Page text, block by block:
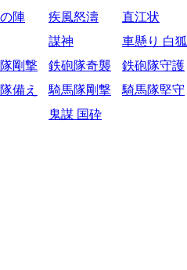
陣 疾風怒濤 直江状
謀神 車懸り 白狐
剛撃 鉄砲隊奇襲 鉄砲隊守護
備え 騎馬隊剛撃 騎馬隊堅守
鬼謀 国砕